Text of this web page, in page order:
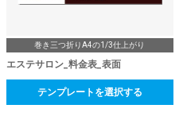
巻き三つ折りA4の1/3仕上がり
エステサロン_料金表_表面
テンプレートを選択する